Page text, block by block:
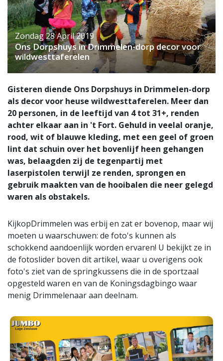
Zondag 28 April 2019
Ons Dorpshuys in Drimmelen-dorp decor voor
wildwesttaferelen
Gisteren diende Ons Dorpshuys in Drimmelen-dorp
als decor voor heuse wildwesttaferelen. Meer dan
20 personen, in de leeftijd van 4 tot 31+, renden
achter elkaar aan in 't Fort. Gehuld in veelal oranje,
rood, wit of blauwe kleding, met een geel of groen
lint dat schuin over het bovenlijf heen gehangen
was, belaagden zij de tegenpartij met
laserpistolen terwijl ze renden, sprongen en
gebruik maakten van de hooibalen die neer gelegd
waren als obstakels.
KijkopDrimmelen was erbij en zat er bovenop, maar wij
moeten u waarschuwen: de foto's kunnen als
schokkend aandoenlijk worden ervaren! U bekijkt ze in
de fotoslider boven dit artikel, waar u overigens ook
foto's ziet van de springkussens die in de sportzaal
opgesteld waren en van de Koningsdagbingo waar
menig Drimmelenaar aan deelnam.